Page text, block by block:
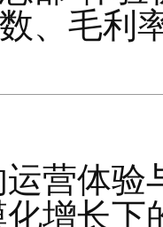
管理
压力。
店